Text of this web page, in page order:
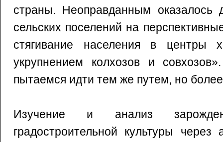
страны. Неоправданным оказалось
сельских поселений на
стягивание населения в центры
укрупнением колхозов и
пытаемся идти тем же путем, но
Изучение и анализ
градостроительной культуры через